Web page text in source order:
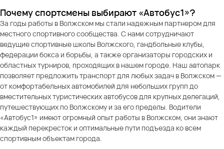
Почему спортсмены выбирают «Автобус1»?
За годы работы в Волжском мы стали надежным партнером для
местного спортивного сообщества. С нами сотрудничают
ведущие спортивные школы Волжского, гандбольные клубы,
федерации бокса и борьбы, а также организаторы городских и
областных турниров, проходящих в нашем городе. Наш автопарк
позволяет предложить транспорт для любых задач в Волжском —
от комфортабельных автомобилей для небольших групп до
вместительных туристических автобусов для крупных делегаций,
путешествующих по Волжскому и за его пределы. Водители
«Автобус1» имеют огромный опыт работы в Волжском, они знают
каждый перекресток и оптимальные пути подъезда ко всем
спортивным объектам города.